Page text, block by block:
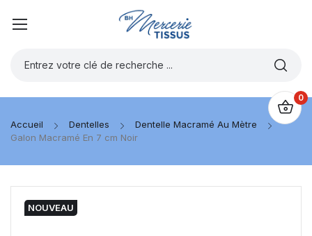
0
Accueil Dentelles
Dentelle Macramé Au Mètre
Galon Macramé En 7 cm Noir
NOUVEAU